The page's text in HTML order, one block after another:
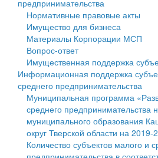
Государственные услуги
Промышленность и АПК
Экономика и бизнес
...
Символика
Устав
Гостям округа
Туризм
Культура
Образование
муниципального округа Тверской
Администрация Кашинского
Тверской области
Управление сельскими
Открытые данные
Работа с обращениями граждан
Финансовое управление
Бюджет для граждан
Имущество
Выявление правообладателей
объектов недвижимости
Имущественная поддержка
предпринимательства
Нормативные правовые акты
Имущество для бизнеса
Материалы Корпорации МСП
Вопрос-ответ
Имущественная поддержка
Информационная поддержка
среднего предпринимательства
Муниципальная программа
среднего предпринимательства
муниципального образования
округ Тверской области на 2019-
Количество субъектов малого и